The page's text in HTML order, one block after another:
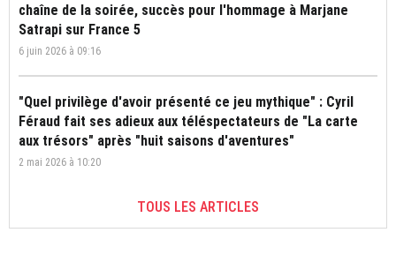
chaîne de la soirée, succès pour l'hommage à Marjane
Satrapi sur France 5
6 juin 2026 à 09:16
"Quel privilège d'avoir présenté ce jeu mythique" : Cyril
Féraud fait ses adieux aux téléspectateurs de "La carte
aux trésors" après "huit saisons d'aventures"
2 mai 2026 à 10:20
TOUS LES ARTICLES